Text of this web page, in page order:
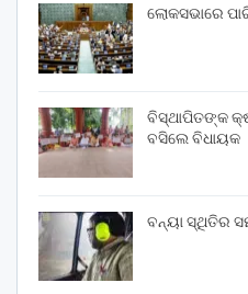
ଲୋକସଭାରେ
ବିସ୍ଥାପିତଙ୍କ
ବସିଲେ ବିଧାୟକ
ବନ୍ୟା ସ୍ଥିତିର